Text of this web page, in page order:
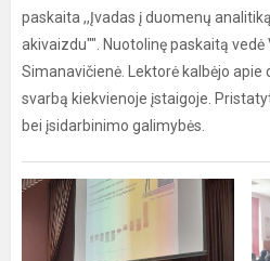
paskaita ,,Įvadas į duomenų
akivaizdu"". Nuotolinę paskaitą vedė
Simanavičienė. Lektorė kalbėjo apie
svarbą kiekvienoje įstaigoje.
bei įsidarbinimo galimybės.